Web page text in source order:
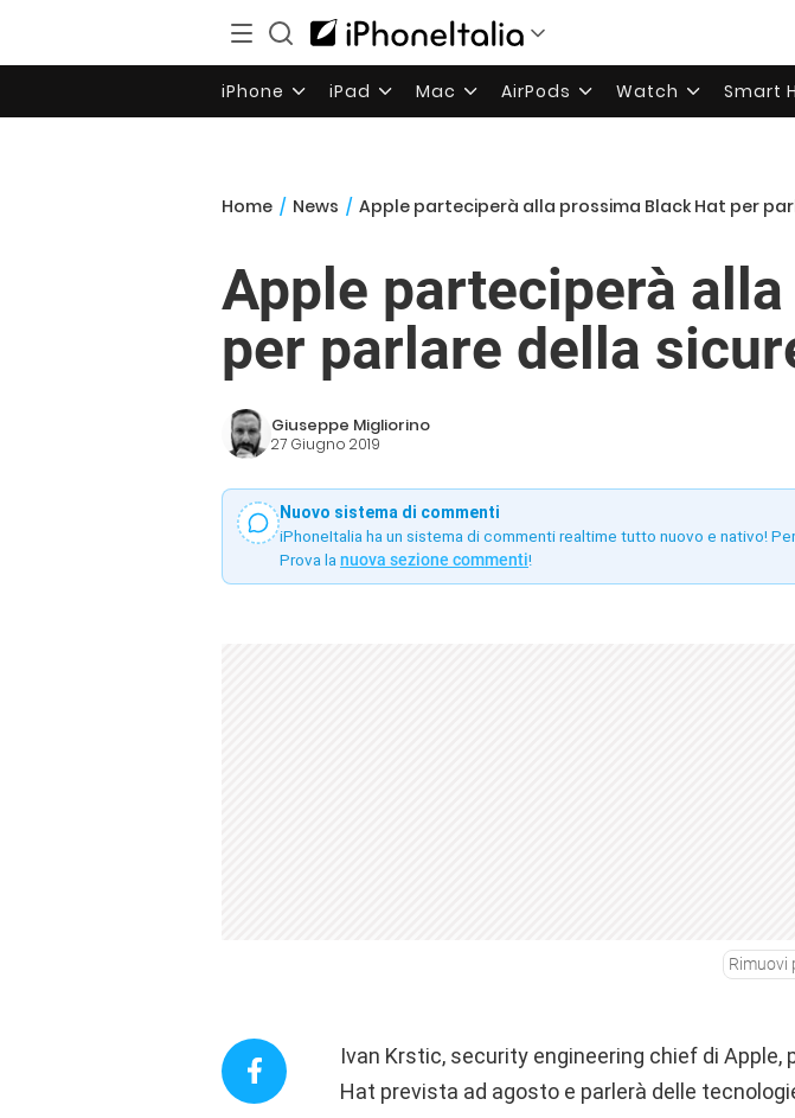
iPhone iPad Mac AirPods Watch Smart
Home / News / Apple parteciperà alla prossima Black Hat per
Apple parteciperà
per parlare della
Giuseppe Migliorino
27 Giugno 2019
Nuovo sistema di commenti
iPhoneItalia ha un sistema di commenti realtime tutto nuovo e nativo!
Prova la nuova sezione commenti!
Rimuovi
Ivan Krstic, security engineering chief di
Hat prevista ad agosto e parlerà delle